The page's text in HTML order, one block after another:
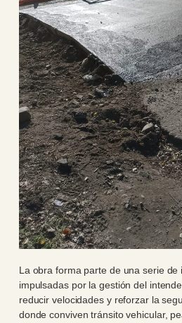
La obra forma parte de una serie de
impulsadas por la gestión del
reducir velocidades y reforzar la
donde conviven tránsito vehicular,